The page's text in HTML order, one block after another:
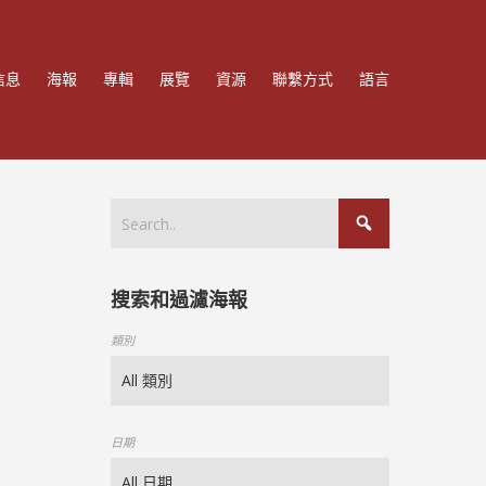
息 海報 專輯 展覽 資源 聯繫方式 語言
搜索和過濾海報
類別
日期